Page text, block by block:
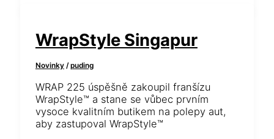
WrapStyle Singapur
Novinky/puding
WRAP 225 úspěšně zakoupil franšízu
WrapStyle™ a stane se vůbec prvním
vysoce kvalitním butikem na polepy aut,
aby zastupoval WrapStyle™